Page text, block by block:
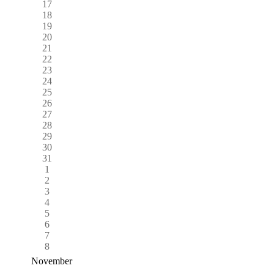
17
18
19
20
21
22
23
24
25
26
27
28
29
30
31
1
2
3
4
5
6
7
8
November